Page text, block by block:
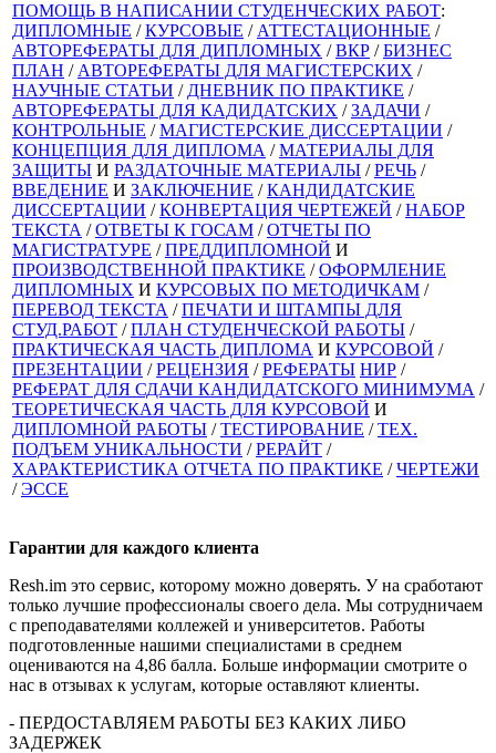
ПОМОЩЬ В НАПИСАНИИ СТУДЕНЧЕСКИХ РАБОТ:
ДИПЛОМНЫЕ /КУРСОВЫЕ / АТТЕСТАЦИОННЫЕ /
АВТОРЕФЕРАТЫ ДЛЯ ДИПЛОМНЫХ /ВКР /БИЗНЕС
ПЛАН / АВТОРЕФЕРАТЫ ДЛЯ МАГИСТЕРСКИХ /
НАУЧНЫЕ СТАТЬИ / ДНЕВНИК ПО ПРАКТИКЕ /
АВТОРЕФЕРАТЫ ДЛЯ КАДИДАТСКИХ /ЗАДАЧИ /
КОНТРОЛЬНЫЕ /МАГИСТЕРСКИЕ ДИССЕРТАЦИИ /
КОНЦЕПЦИЯ ДЛЯ ДИПЛОМА /МАТЕРИАЛЫ ДЛЯ
ЗАЩИТЫ И РАЗДАТОЧНЫЕ МАТЕРИАЛЫ /РЕЧЬ /
ВВЕДЕНИЕ И ЗАКЛЮЧЕНИЕ /КАНДИДАТСКИЕ
ДИССЕРТАЦИИ /КОНВЕРТАЦИЯ ЧЕРТЕЖЕЙ /НАБОР
ТЕКСТА /ОТВЕТЫ К ГОСАМ /ОТЧЕТЫ ПО
МАГИСТРАТУРЕ /ПРЕДДИПЛОМНОЙ И
ПРОИЗВОДСТВЕННОЙ ПРАКТИКЕ /ОФОРМЛЕНИЕ
ДИПЛОМНЫХ И КУРСОВЫХ ПО МЕТОДИЧКАМ /
ПЕРЕВОД ТЕКСТА /ПЕЧАТИ И ШТАМПЫ ДЛЯ
СТУД.РАБОТ /ПЛАН СТУДЕНЧЕСКОЙ РАБОТЫ /
ПРАКТИЧЕСКАЯ ЧАСТЬ ДИПЛОМА И КУРСОВОЙ /
ПРЕЗЕНТАЦИИ /РЕЦЕНЗИЯ /РЕФЕРАТЫ НИР /
РЕФЕРАТ ДЛЯ СДАЧИ КАНДИДАТСКОГО МИНИМУМА /
ТЕОРЕТИЧЕСКАЯ ЧАСТЬ ДЛЯ КУРСОВОЙ И
ДИПЛОМНОЙ РАБОТЫ /ТЕСТИРОВАНИЕ /ТЕХ.
ПОДЪЕМ УНИКАЛЬНОСТИ /РЕРАЙТ /
ХАРАКТЕРИСТИКА ОТЧЕТА ПО ПРАКТИКЕ /ЧЕРТЕЖИ
/ЭССЕ
Гарантии для каждого клиента
Resh.im это сервис, которому можно доверять. У на сработают
только лучшие профессионалы своего дела. Мы сотрудничаем
с преподавателями коллежей и университетов. Работы
подготовленные нашими специалистами в среднем
оцениваются на 4,86 балла. Больше информации смотрите о
нас в отзывах к услугам, которые оставляют клиенты.
- ПЕРДОСТАВЛЯЕМ РАБОТЫ БЕЗ КАКИХ ЛИБО
ЗАДЕРЖЕК